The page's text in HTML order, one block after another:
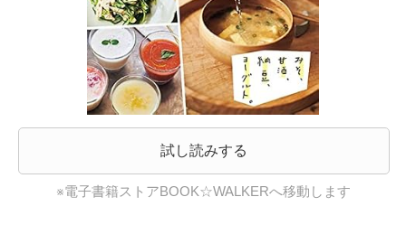
試し読みする
※電子書籍ストアBOOK☆WALKERへ移動します